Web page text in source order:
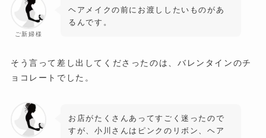
ご新婦様
ヘアメイクの前にお渡ししたいものがあ
るんです。
そう言って差し出してくださったのは、バレンタインのチ
ョコレートでした。
お店がたくさんあってすごく迷ったので
すが、小川さんはピンクのリボン、ヘア